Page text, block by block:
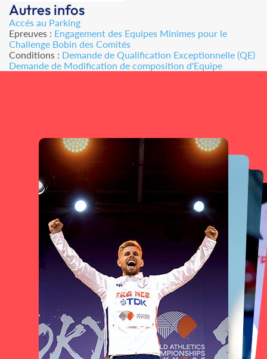
Autres infos
Accés au Parking
Epreuves : Engagement des Equipes Minimes pour le
Challenge Bobin des Comités
Conditions : Demande de Qualification Exceptionnelle (QE)
Demande de Modification de composition d'Equipe